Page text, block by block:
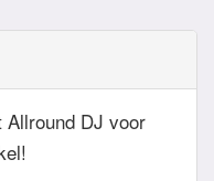
altijd bereikbaar
de app.
Allround DJ voor